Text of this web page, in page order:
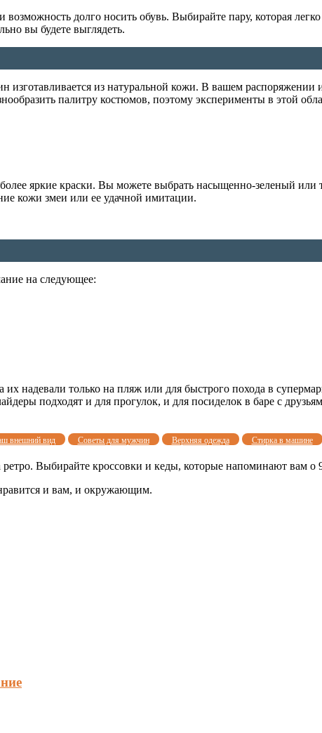
долго носить обувь. Выбирайте пару, которая
вы будете выглядеть.
изготавливается из натуральной кожи. В вашем
палитру костюмов, поэтому эксперименты в этой
яркие краски. Вы можете выбрать насыщенно-зеленый
кожи змеи или ее удачной имитации.
на следующее:
их надевали только на пляж или для быстрого похода в
подходят и для прогулок, и для посиделок в баре с
внешний вид Советы для мужчин Верхняя одежда Стирка в машине
Выбирайте кроссовки и кеды, которые напоминают вам о
и вам, и окружающим.